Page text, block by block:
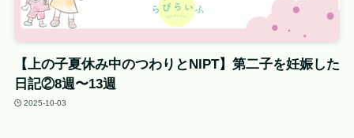
【上の子夏休み中のつわりとNIPT】第二子を妊娠した
日記②8週〜13週
2025-10-03